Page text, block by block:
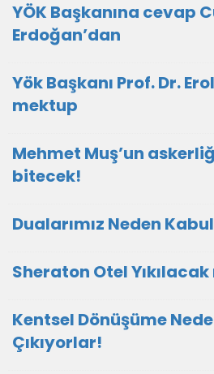
YÖK Başkanına cevap
Erdoğan’dan
Yök Başkanı Prof. Dr.
mektup
Mehmet Muş’un
bitecek!
Dualarımız Neden
Sheraton Otel Yıkılacak
Kentsel Dönüşüme
Çıkıyorlar!